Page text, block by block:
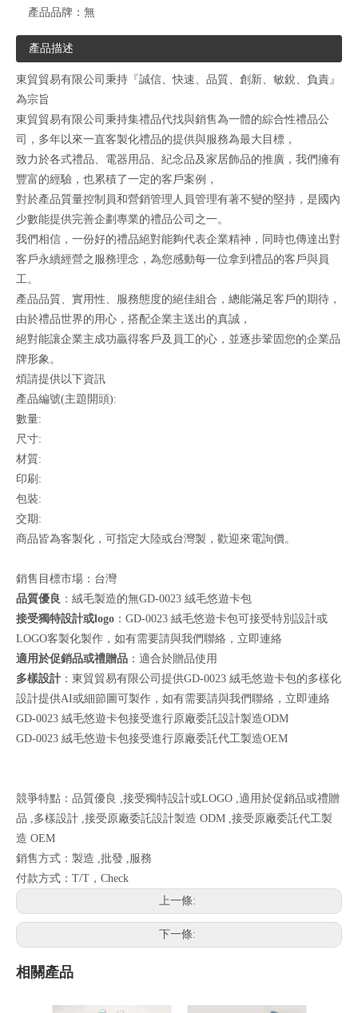
產品品牌： 無
產品描述
東貿貿易有限公司秉持『誠信、快速、品質、創新、敏銳、負責』
為宗旨
東貿貿易有限公司秉持集禮品代找與銷售為一體的綜合性禮品公
司，多年以來一直客製化禮品的提供與服務為最大目標，
致力於各式禮品、電器用品、紀念品及家居飾品的推廣，我們擁有
豐富的經驗，也累積了一定的客戶案例，
對於產品質量控制員和營銷管理人員管理有著不變的堅持，是國內
少數能提供完善企劃專業的禮品公司之一。
我們相信，一份好的禮品絕對能夠代表企業精神，同時也傳達出對
客戶永續經營之服務理念，為您感動每一位拿到禮品的客戶與員
工。
產品品質、實用性、服務態度的絕佳組合，總能滿足客戶的期待，
由於禮品世界的用心，搭配企業主送出的真誠，
絕對能讓企業主成功贏得客戶及員工的心，並逐步鞏固您的企業品
牌形象。
煩請提供以下資訊
產品編號(主題開頭):
數量:
尺寸:
材質:
印刷:
包裝:
交期:
商品皆為客製化，可指定大陸或台灣製，歡迎來電詢價。
銷售目標市場：台灣
品質優良 ：絨毛製造的無GD-0023 絨毛悠遊卡包
接受獨特設計或logo ：GD-0023 絨毛悠遊卡包可接受特別設計或
LOGO客製化製作，如有需要請與我們聯絡， 立即連絡
適用於促銷品或禮贈品 ：適合於贈品使用
多樣設計 ：東貿貿易有限公司提供GD-0023 絨毛悠遊卡包的多樣化
設計提供AI或細節圖可製作，如有需要請與我們聯絡， 立即連絡
GD-0023 絨毛悠遊卡包接受進行原廠委託設計製造ODM
GD-0023 絨毛悠遊卡包接受進行原廠委託代工製造OEM
競爭特點：品質優良 ,接受獨特設計或LOGO ,適用於促銷品或禮贈
品 ,多樣設計 ,接受原廠委託設計製造 ODM ,接受原廠委託代工製
造 OEM
銷售方式：製造 ,批發 ,服務
付款方式：T/T，Check
上一條:
下一條:
相關產品